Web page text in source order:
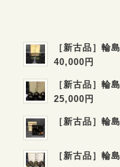
［新古品］輪
40,000円
［新古品］輪
25,000円
［新古品］輪
［新古品］